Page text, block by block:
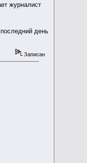
журналист
день
Записан